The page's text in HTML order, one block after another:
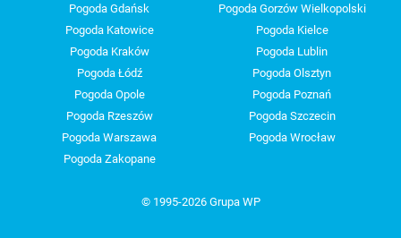
Pogoda Gdańsk
Pogoda Gorzów Wielkopolski
Pogoda Katowice
Pogoda Kielce
Pogoda Kraków
Pogoda Lublin
Pogoda Łódź
Pogoda Olsztyn
Pogoda Opole
Pogoda Poznań
Pogoda Rzeszów
Pogoda Szczecin
Pogoda Warszawa
Pogoda Wrocław
Pogoda Zakopane
© 1995-2026 Grupa WP